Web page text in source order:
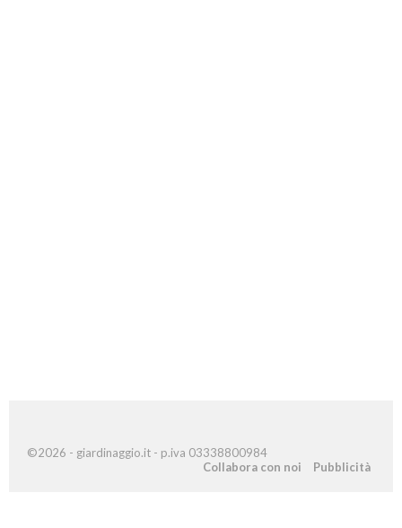
©2026 - giardinaggio.it - p.iva 03338800984
Collabora con noi
Pubblicità